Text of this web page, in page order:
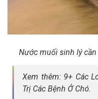
Nước muối sinh lý
Xem thêm: 9+ Các
Trị Các Bệnh Ở Chó.